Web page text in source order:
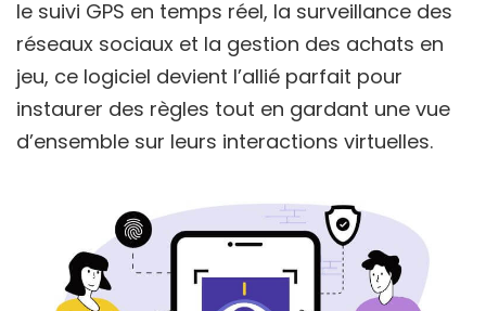
le suivi GPS en temps réel, la surveillance des
réseaux sociaux et la gestion des achats en
jeu, ce logiciel devient l’allié parfait pour
instaurer des règles tout en gardant une vue
d’ensemble sur leurs interactions virtuelles.